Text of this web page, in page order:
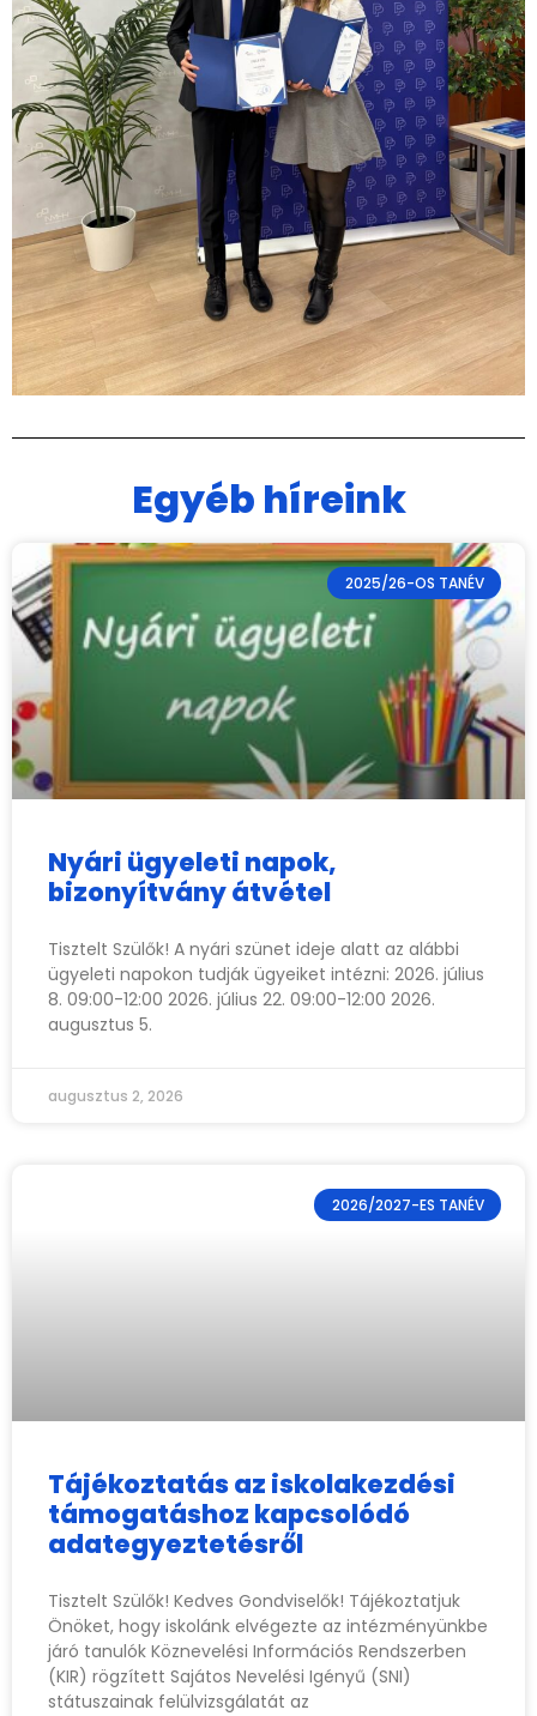
Egyéb híreink
2025/26-OS TANÉV
Nyári ügyeleti napok,
bizonyítvány átvétel
Tisztelt Szülők! A nyári szünet ideje alatt az alábbi
ügyeleti napokon tudják ügyeiket intézni: 2026. július
8. 09:00-12:00 2026. július 22. 09:00-12:00 2026.
augusztus 5.
augusztus 2, 2026
2026/2027-ES TANÉV
Tájékoztatás az iskolakezdési
támogatáshoz kapcsolódó
adategyeztetésről
Tisztelt Szülők! Kedves Gondviselők! Tájékoztatjuk
Önöket, hogy iskolánk elvégezte az intézményünkbe
járó tanulók Köznevelési Információs Rendszerben
(KIR) rögzített Sajátos Nevelési Igényű (SNI)
státuszainak felülvizsgálatát az